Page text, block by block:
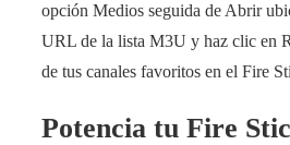
opción Medios seguida de Abrir
URL de la lista M3U y haz clic en
de tus canales favoritos en el Fire
Potencia tu Fire